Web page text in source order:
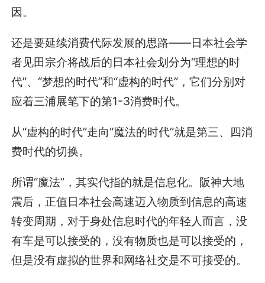
因。
还是要延续消费代际发展的思路——日本社会学
者见田宗介将战后的日本社会划分为“理想的时
代”、“梦想的时代”和“虚构的时代”，它们分别对
应着三浦展笔下的第1-3消费时代。
从“虚构的时代”走向“魔法的时代”就是第三、四消
费时代的切换。
所谓“魔法”，其实代指的就是信息化。阪神大地
震后，正值日本社会高速迈入物质到信息的高速
转变周期，对于身处信息时代的年轻人而言，没
有车是可以接受的，没有物质也是可以接受的，
但是没有虚拟的世界和网络社交是不可接受的。